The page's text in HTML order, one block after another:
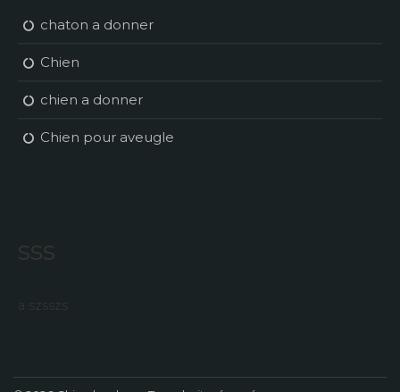
chaton a donner
Chien
chien a donner
Chien pour aveugle
sss
a szsszs